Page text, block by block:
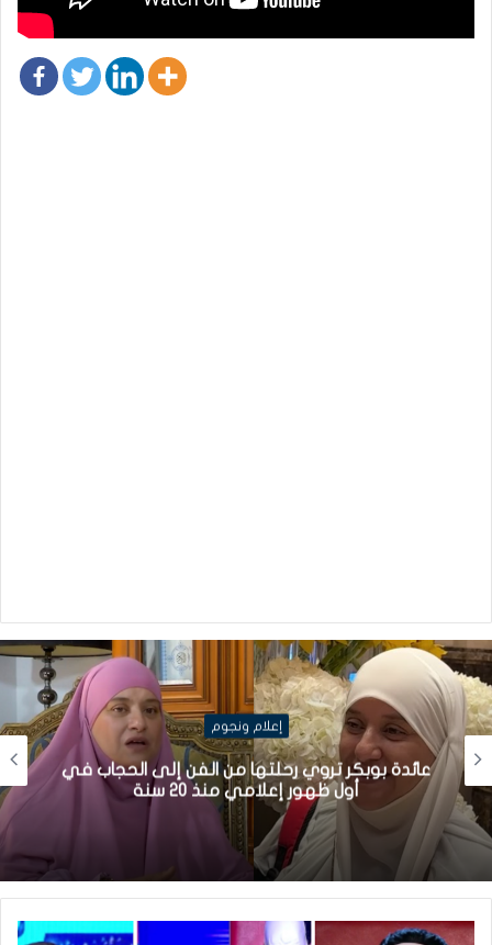
إعلام ونجوم
عائدة بوبكر تروي رحلتها من الفن إلى الحجاب في
أول ظهور إعلامي منذ 20 سنة